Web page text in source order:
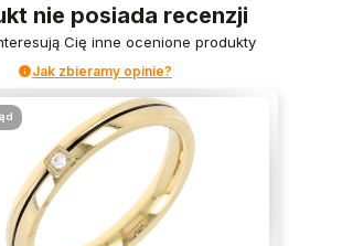
nie posiada recenzji
Cię inne ocenione produkty
Jak zbieramy opinie?